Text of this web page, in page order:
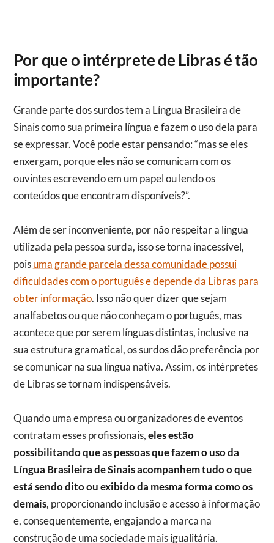
Por que o intérprete de Libras é tão
importante?
Grande parte dos surdos tem a Língua Brasileira de
Sinais como sua primeira língua e fazem o uso dela para
se expressar. Você pode estar pensando: “mas se eles
enxergam, porque eles não se comunicam com os
ouvintes escrevendo em um papel ou lendo os
conteúdos que encontram disponíveis?”.
Além de ser inconveniente, por não respeitar a língua
utilizada pela pessoa surda, isso se torna inacessível,
poisuma grande parcela dessa comunidade possui
dificuldades com o português e depende da Libras para
obter informação. Isso não quer dizer que sejam
analfabetos ou que não conheçam o português, mas
acontece que por serem línguas distintas, inclusive na
sua estrutura gramatical, os surdos dão preferência por
se comunicar na sua língua nativa. Assim, os intérpretes
de Libras se tornam indispensáveis.
Quando uma empresa ou organizadores de eventos
contratam esses profissionais,eles estão
possibilitando que as pessoas que fazem o uso da
Língua Brasileira de Sinais acompanhem tudo o que
está sendo dito ou exibido da mesma forma como os
demais, proporcionando inclusão e acesso à informação
e, consequentemente, engajando a marca na
construção de uma sociedade mais igualitária.